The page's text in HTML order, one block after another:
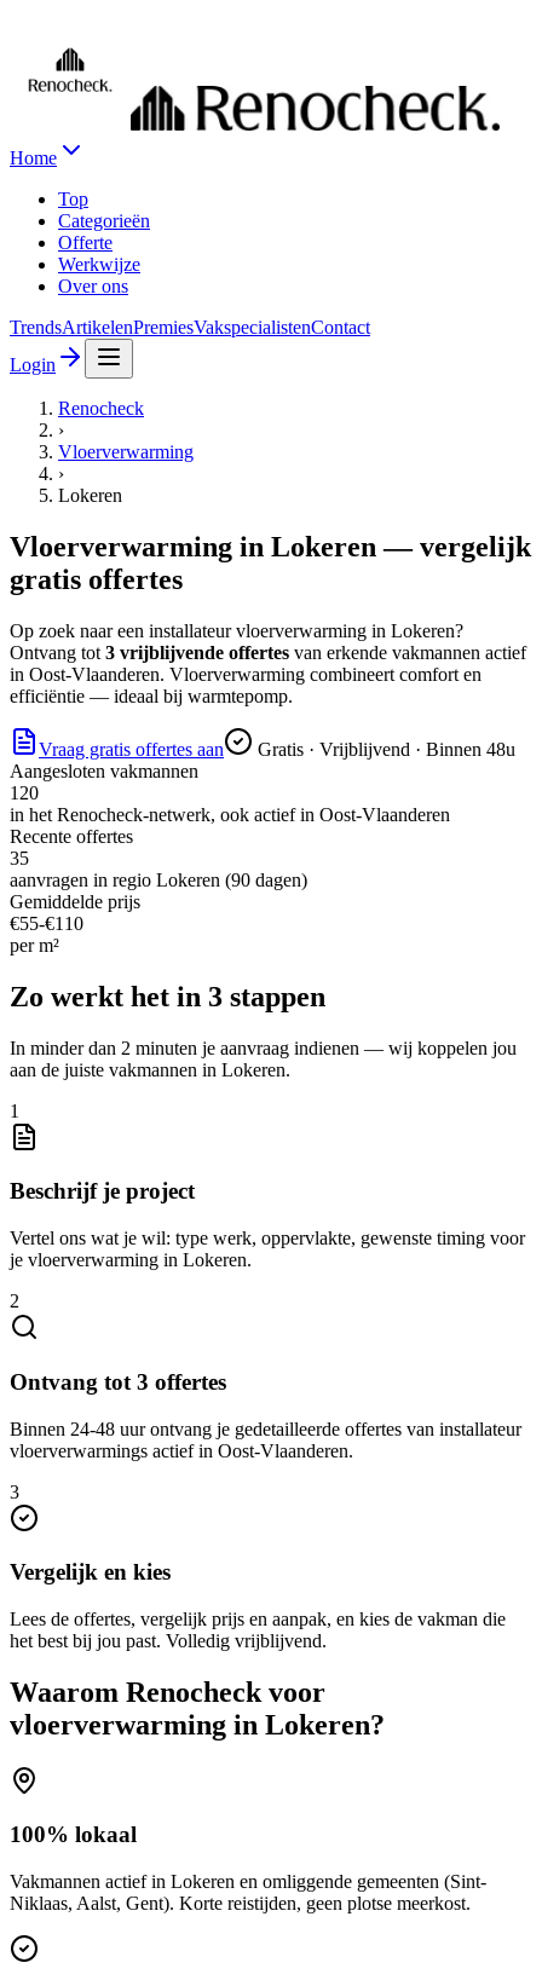
Home
Top
Categorieën
Offerte
Werkwijze
Over ons
TrendsArtikelenPremiesVakspecialistenContact
Login
Renocheck
›
Vloerverwarming
›
Lokeren
Vloerverwarming in Lokeren — vergelijk
gratis offertes
Op zoek naareen installateur vloerverwarming in Lokeren?
Ontvang tot 3 vrijblijvende offertes van erkende vakmannen actief
in Oost-Vlaanderen. Vloerverwarming combineert comfort en
efficiëntie — ideaal bij warmtepomp.
Vraag gratis offertes aan
Gratis · Vrijblijvend · Binnen 48u
Aangesloten vakmannen
120
in het Renocheck-netwerk, ook actief in Oost-Vlaanderen
Recente offertes
35
aanvragen in regio Lokeren (90 dagen)
Gemiddelde prijs
€55-€110
perm²
Zo werkt het in 3 stappen
In minder dan 2 minuten je aanvraag indienen — wij koppelen jou
aan de juiste vakmannen in Lokeren.
1
Beschrijf je project
Vertel ons wat je wil: type werk, oppervlakte, gewenste timing voor
je vloerverwarming in Lokeren.
2
Ontvang tot 3 offertes
Binnen 24-48 uur ontvang je gedetailleerde offertes van installateur
vloerverwarmings actief in Oost-Vlaanderen.
3
Vergelijk en kies
Lees de offertes, vergelijk prijs en aanpak, en kies de vakman die
het best bij jou past. Volledig vrijblijvend.
Waarom Renocheck voor
vloerverwarming in Lokeren?
100% lokaal
Vakmannen actief in Lokeren en omliggende gemeenten (Sint-
Niklaas, Aalst, Gent). Korte reistijden, geen plotse meerkost.